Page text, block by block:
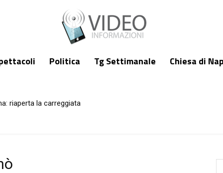
Politica Tg Settimanale Chiesa di
riaperta la carreggiata